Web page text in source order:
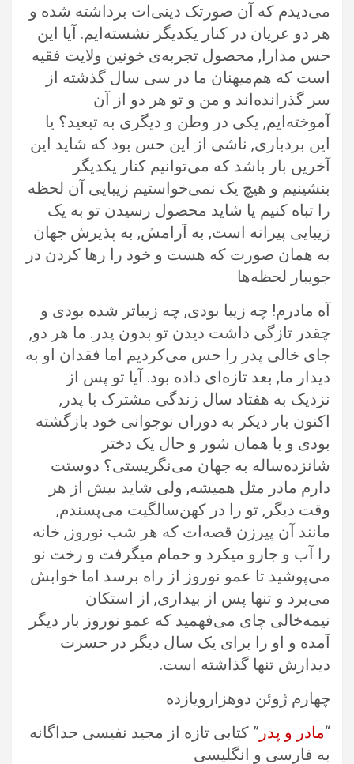
می‌دیدم که آن صورتک دینی‌ات برداشته شده و
هر دو عریان در کنار یکدیگر نشسته‌ایم. آیا این
حس مدارا, محصول تجربه‌ی خونین ولایت فقیه
است که هم‌میهنان ما در سی سال گذشته از
سر گذرانده‌اند و من و تو هر دو از آن
آموخته‌ایم, یکی در وطن و دیگری به تبعید؟ یا
این بردباری, ناشی از این حس بود که شاید این
آخرین بار باشد که می‌توانیم کنار یکدیگر
بنشینیم و هیچ یک نمی‌خواستیم زیبایی آن لحظه
را تباه کنیم یا شاید محصول رسیدن تو به یک
زیبایی پیرانه است, به آرامش, به پذیرش جهان
به همان صورت که هست و خود را رها کردن در
جویبار لحظه‌ها
آه مادرم! چه زیبا بودی, چه زیباتر شده بودی و
چقدر تازگی داشت دیدن تو بدون پدر. ما هر دو,
جای خالی پدر را حس می‌کردیم اما فقدان او به
دیدار ما, بعد تازه‌ای داده بود. آیا تو پس از
نزدیک به هفتاد سال زندگی مشترک با پدر,
اکنون بار دیکر به دوران نوجوانی خود بازگشته
بودی و با همان شور و حال یک دختر
شانزده‌ساله به جهان می‌نگریستی؟ دوستت
دارم مادر مثل همیشه, ولی شاید بیش از هر
وقت دیگر, تو را در کهن‌سالگیت می‌پسندم,
مانند آن پیرزن قصه‌ات که هر شب نوروز, خانه
را آب و جارو میکرد و حمام میگرفت و رخت نو
می‌پوشید تا عمو نوروز از راه برسد اما خوابش
می‌برد و تنها پس از بیداری, از استکان
نیمه‌خالی چای می‌فهمید که عمو نوروز بار دیگر
آمده و او را برای یک سال دیگر در حسرت
دیدارش تنها گذاشته است.
چهارم ژوئن دوهزار‌و‌یازده
“مادر و پدر ” کتابی تازه از مجید نفیسی جداگانه
به فارسی و انگلیسی